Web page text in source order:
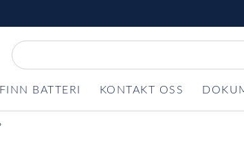
FINN BATTERI KONTAKT OSS